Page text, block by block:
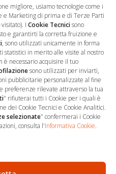
migliore, usiamo tecnologie come i
e Marketing di prima e di Terze Parti
I Cookie Tecnicisono
e garantirti la corretta fruizione e
, sono utilizzati unicamente in forma
statistici in merito alle visite al nostro
è necessario acquisire il tuo
sono utilizzati per inviarti,
pubblicitarie personalizzate al fine
preferenze rilevate attraverso la tua
" rifiuterai tutti i Cookie per i quali è
dei Cookie Tecnici e Cookie Analitici.
selezionate" confermerai i Cookie
consulta l'Informativa Cookie.
Sede Operativa
06 9522 7890